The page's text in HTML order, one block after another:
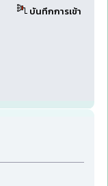
บันทึกการเข้า